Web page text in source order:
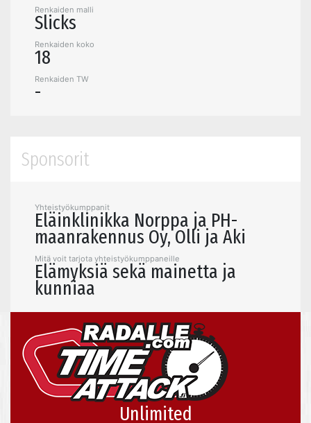
Renkaiden malli
Slicks
Renkaiden koko
18
Renkaiden TW
-
Sponsorit
Yhteistyökumppanit
Eläinklinikka Norppa ja PH-
maanrakennus Oy, Olli ja Aki
Mitä voit tarjota yhteistyökumppaneille
Elämyksiä sekä mainetta ja
kunniaa
Unlimited